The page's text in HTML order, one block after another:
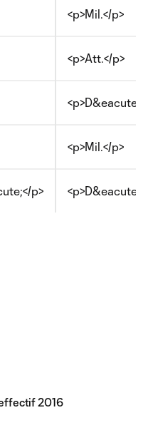
<p>Mil.</p>
<p>Att.</p>
<p>Mil.</p>
p>
2016